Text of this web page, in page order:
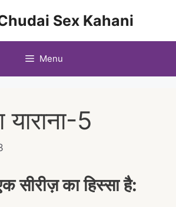
Sex Kahani
Menu
5
सीरीज़ का हिस्सा है: